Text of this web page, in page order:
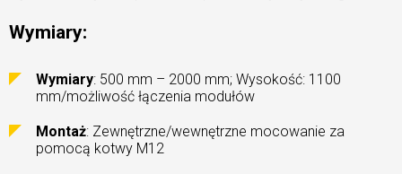
Wymiary:
Wymiary: 500 mm – 2000 mm; Wysokość: 1100
mm/możliwość łączenia modułów
Montaż: Zewnętrzne/wewnętrzne mocowanie za
pomocą kotwy M12